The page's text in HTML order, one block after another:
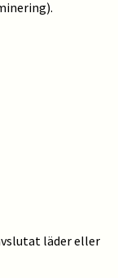
läder eller